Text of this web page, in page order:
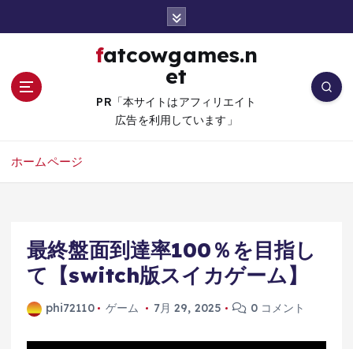
fatcowgames.n
et
PR「本サイトはアフィリエイト
広告を利用しています」
ホームページ
最終盤面到達率100％を目指し
て【switch版スイカゲーム】
phi72110 ゲーム 7月 29, 2025 0 コメント